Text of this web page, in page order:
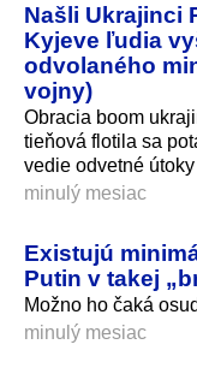
Našli Ukrajinci
Kyjeve ľudia
odvolaného
vojny)
Obracia boom
tieňová flotila sa
vedie odvetné
minulý mesiac
Existujú
Putin v takej
Možno ho čaká
minulý mesiac